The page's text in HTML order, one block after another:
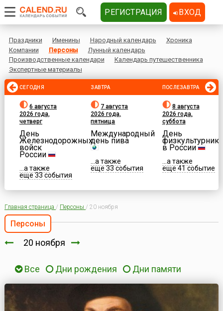
Праздники Именины Народный календарь
Хроника
Компании
Персоны
Лунный календарь
Производственные календари
Календарь путешественника
Экспертные материалы
СЕГОДНЯ
6 августа
2026 года,
четверг
День
Железнодорожных
войск
России
...а также
еще 33 события
ЗАВТРА
7 августа
2026 года,
пятница
Международный
день пива
...а также
еще 33 события
ПОСЛЕЗАВТРА
8 августа
2026 года,
суббота
День
физкультурника
в России
...а также
еще 41 событие
Главная страница / Персоны / 20 ноября
Персоны
20 ноября
Все Дни рождения Дни памяти
РЕГИСТРАЦИЯ ВХОД